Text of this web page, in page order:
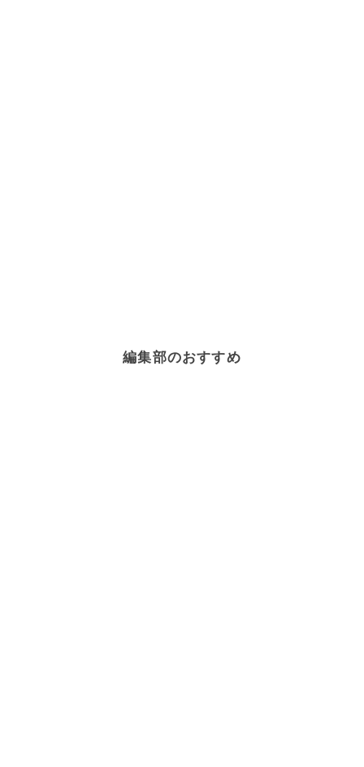
編集部のおすすめ